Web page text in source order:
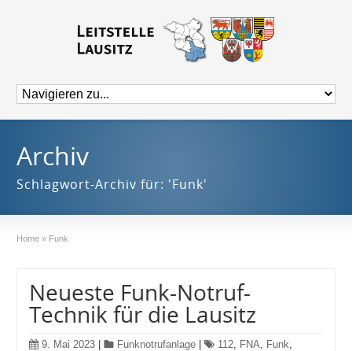
Archiv
Schlagwort-Archiv für: 'Funk'
Home » Funk
Neueste Funk-Notruf-
Technik für die Lausitz
9. Mai 2023 Funknotrufanlage 112, FNA, Funk,